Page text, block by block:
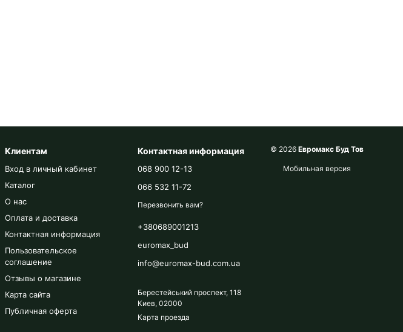
Клиентам
Вход в личный кабинет
Каталог
О нас
Оплата и доставка
Контактная информация
Пользовательское
соглашение
Отзывы о магазине
Карта сайта
Публичная оферта
Контактная информация
068 900 12-13
066 532 11-72
Перезвонить вам?
+380689001213
euromax_bud
info@euromax-bud.com.ua
Берестейський проспект, 118
Киев, 02000
Карта проезда
© 2026 Евромакс Буд Тов
Мобильная версия